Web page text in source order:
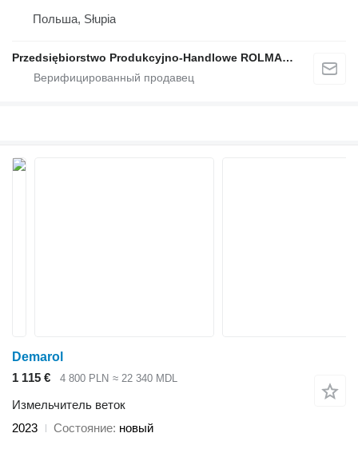
Польша, Słupia
Przedsiębiorstwo Produkcyjno-Handlowe ROLMAPOL Marcin Dziekan
Demarol
1 115 €
4 800 PLN ≈ 22 340 MDL
Измельчитель веток
2023
Состояние новый